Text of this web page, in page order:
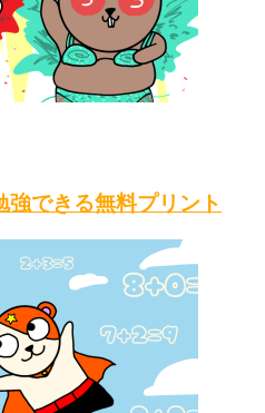
強できる無料プリント